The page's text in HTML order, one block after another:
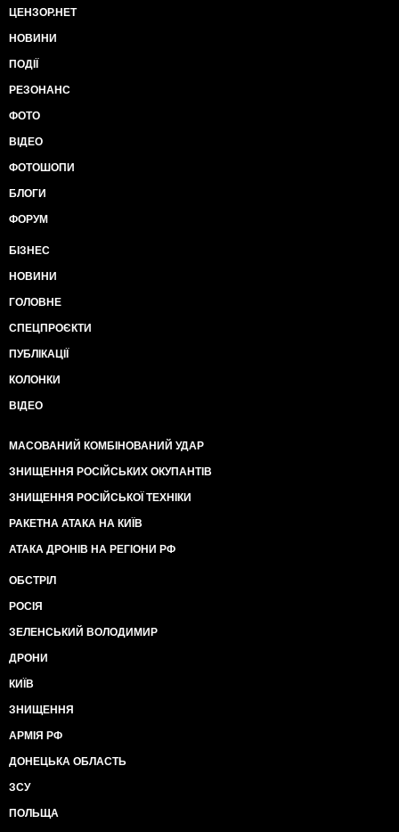
ЦЕНЗОР.НЕТ
НОВИНИ
ПОДІЇ
РЕЗОНАНС
ФОТО
ВІДЕО
ФОТОШОПИ
БЛОГИ
ФОРУМ
БІЗНЕС
НОВИНИ
ГОЛОВНЕ
СПЕЦПРОЄКТИ
ПУБЛІКАЦІЇ
КОЛОНКИ
ВІДЕО
МАСОВАНИЙ КОМБІНОВАНИЙ УДАР
ЗНИЩЕННЯ РОСІЙСЬКИХ ОКУПАНТІВ
ЗНИЩЕННЯ РОСІЙСЬКОЇ ТЕХНІКИ
РАКЕТНА АТАКА НА КИЇВ
АТАКА ДРОНІВ НА РЕГІОНИ РФ
ОБСТРІЛ
РОСІЯ
ЗЕЛЕНСЬКИЙ ВОЛОДИМИР
ДРОНИ
КИЇВ
ЗНИЩЕННЯ
АРМІЯ РФ
ДОНЕЦЬКА ОБЛАСТЬ
ЗСУ
ПОЛЬЩА